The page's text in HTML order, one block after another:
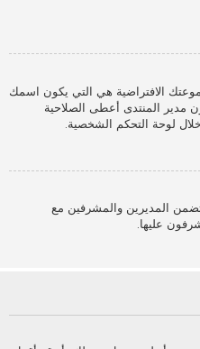
الافتراضية هي التي يكون اسمك
مدير المنتدى أعطى الصلاحية
لوحة التحكم الشخصية.
المديرين والمشرفين مع
عليها.